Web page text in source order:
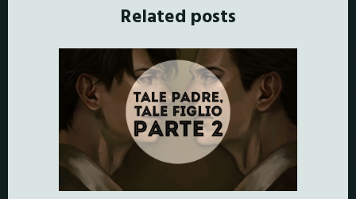
Related posts